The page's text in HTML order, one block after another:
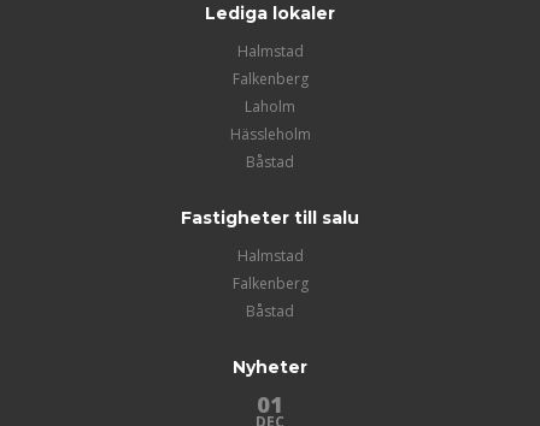
Lediga lokaler
Halmstad
Falkenberg
Laholm
Hässleholm
Båstad
Fastigheter till salu
Halmstad
Falkenberg
Båstad
Nyheter
01
DEC